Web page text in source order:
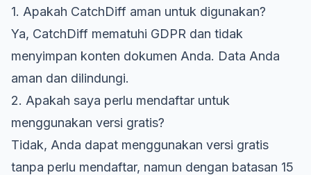
1. Apakah CatchDiff aman untuk digunakan?
Ya, CatchDiff mematuhi GDPR dan tidak
menyimpan konten dokumen Anda. Data Anda
aman dan dilindungi.
2. Apakah saya perlu mendaftar untuk
menggunakan versi gratis?
Tidak, Anda dapat menggunakan versi gratis
tanpa perlu mendaftar, namun dengan batasan 15